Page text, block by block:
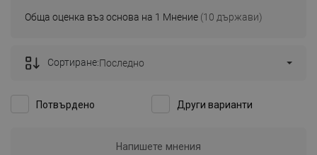
Обща оценка въз основа на 1 Мнение (10 държави)
Потвърдено Други варианти
Сортиране:Последно
Напишете мнения